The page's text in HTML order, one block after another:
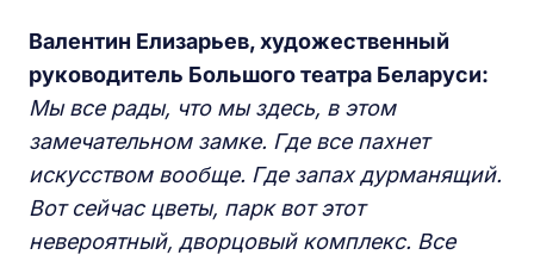
Валентин Елизарьев, художественный
руководитель Большого театра Беларуси:
Мы все рады, что мы здесь, в этом
замечательном замке. Где все пахнет
искусством вообще. Где запах дурманящий.
Вот сейчас цветы, парк вот этот
невероятный, дворцовый комплекс. Все